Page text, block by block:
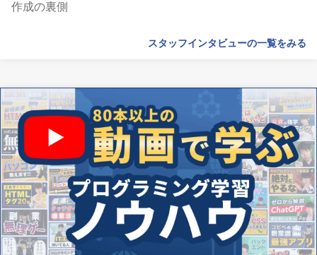
作成の裏側
スタッフインタビューの一覧をみる